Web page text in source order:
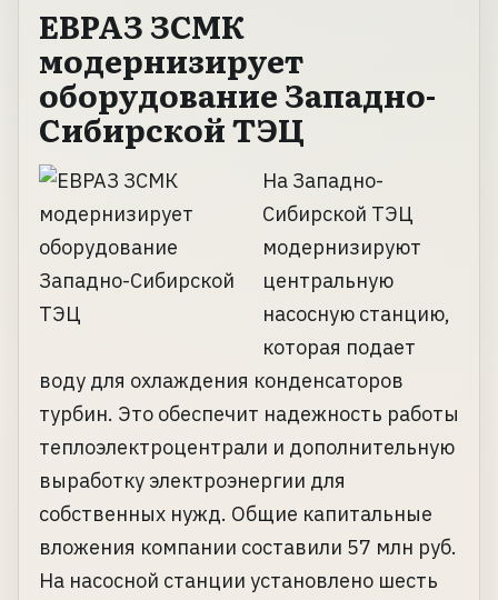
ЕВРАЗ ЗСМК
модернизирует
оборудование Западно-
Сибирской ТЭЦ
На Западно-
Сибирской ТЭЦ
модернизируют
центральную
насосную станцию,
которая подает
воду для охлаждения конденсаторов
турбин. Это обеспечит надежность работы
теплоэлектроцентрали и дополнительную
выработку электроэнергии для
собственных нужд. Общие капитальные
вложения компании составили 57 млн руб.
На насосной станции установлено шесть